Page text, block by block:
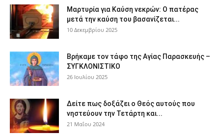
Μαρτυρία για Καύση νεκρών: Ο πατέρας
μετά την καύση του βασανίζεται...
10 Δεκεμβρίου 2025
Βρήκαμε τον τάφο της Αγίας Παρασκευής –
ΣΥΓΚΛΟΝΙΣΤΙΚΟ
26 Ιουλίου 2025
Δείτε πως δοξάζει ο Θεός αυτούς που
νηστεύουν την Τετάρτη και...
21 Μαΐου 2024